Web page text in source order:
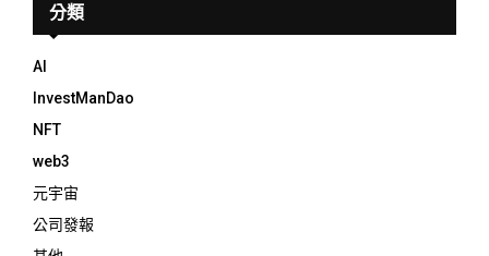
分類
AI
InvestManDao
NFT
web3
元宇宙
公司發報